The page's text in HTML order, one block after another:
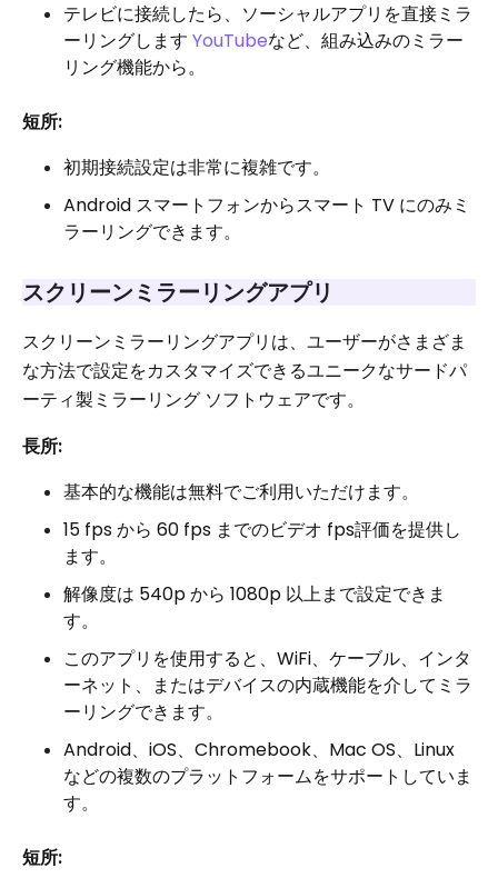
テレビに接続したら、ソーシャルアプリを直接ミラ
ーリングします YouTubeなど、組み込みのミラー
リング機能から。
短所:
初期接続設定は非常に複雑です。
Android スマートフォンからスマート TV にのみミ
ラーリングできます。
スクリーンミラーリングアプリ
スクリーンミラーリングアプリは、ユーザーがさまざま
な方法で設定をカスタマイズできるユニークなサードパ
ーティ製ミラーリング ソフトウェアです。
長所:
基本的な機能は無料でご利用いただけます。
15 fps から 60 fps までのビデオ fps評価を提供し
ます。
解像度は 540p から 1080p 以上まで設定できま
す。
このアプリを使用すると、WiFi、ケーブル、インタ
ーネット、またはデバイスの内蔵機能を介してミラ
ーリングできます。
Android、iOS、Chromebook、Mac OS、Linux
などの複数のプラットフォームをサポートしていま
す。
短所: